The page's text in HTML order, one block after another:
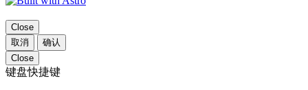
Close
取消
确认
Close
键盘快捷键